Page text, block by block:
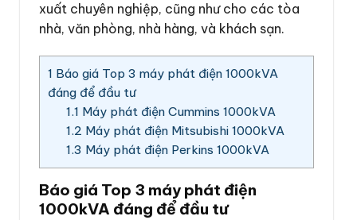
xuất chuyên nghiệp, cũng như cho các tòa
nhà, văn phòng, nhà hàng, và khách sạn.
1 Báo giá Top 3 máy phát điện 1000kVA
đáng để đầu tư
1.1 Máy phát điện Cummins 1000kVA
1.2 Máy phát điện Mitsubishi 1000kVA
1.3 Máy phát điện Perkins 1000kVA
Báo giá Top 3 máy phát điện
1000kVA đáng để đầu tư